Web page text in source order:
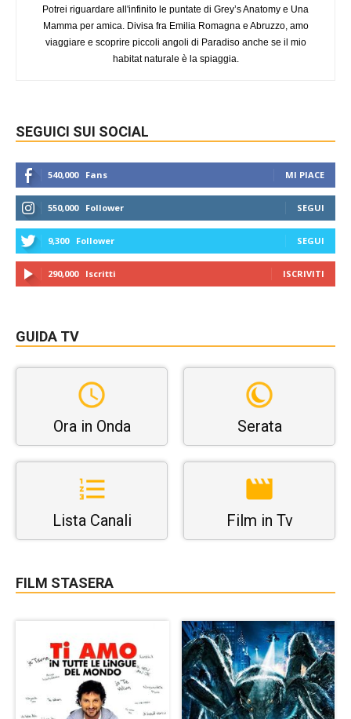
Potrei riguardare all'infinito le puntate di Grey’s Anatomy e Una
Mamma per amica. Divisa fra Emilia Romagna e Abruzzo, amo
viaggiare e scoprire piccoli angoli di Paradiso anche se il mio
habitat naturale è la spiaggia.
SEGUICI SUI SOCIAL
540,000 Fans MI PIACE
550,000 Follower SEGUI
9,300 Follower SEGUI
290,000 Iscritti ISCRIVITI
GUIDA TV
Ora in Onda Serata
Lista Canali Film in Tv
FILM STASERA